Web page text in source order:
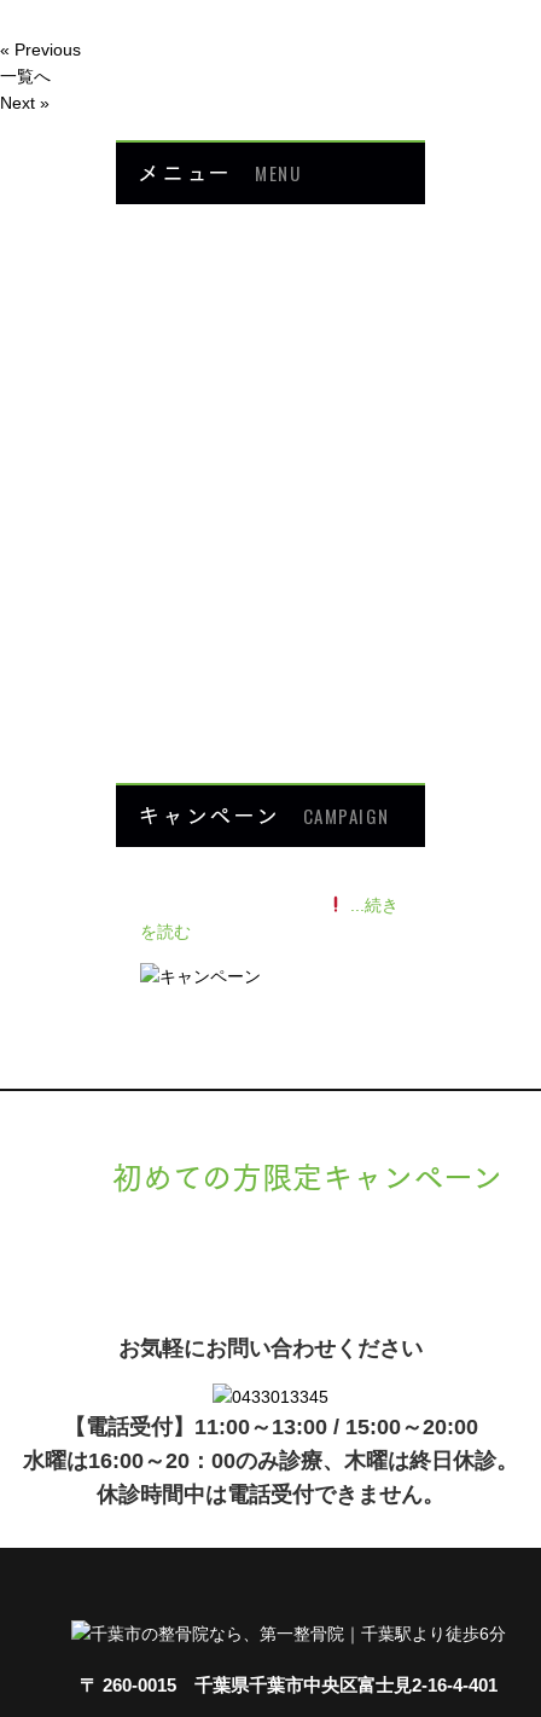
« Previous
一覧へ
Next »
メニュー MENU
キャンペーン CAMPAIGN
...続き
を読む
初めての方限定キャンペーン
お気軽にお問い合わせください
【電話受付】11:00～13:00 / 15:00～20:00
水曜は16:00～20：00のみ診療、木曜は終日休診。
休診時間中は電話受付できません。
〒 260-0015 千葉県千葉市中央区富士見2-16-4-401